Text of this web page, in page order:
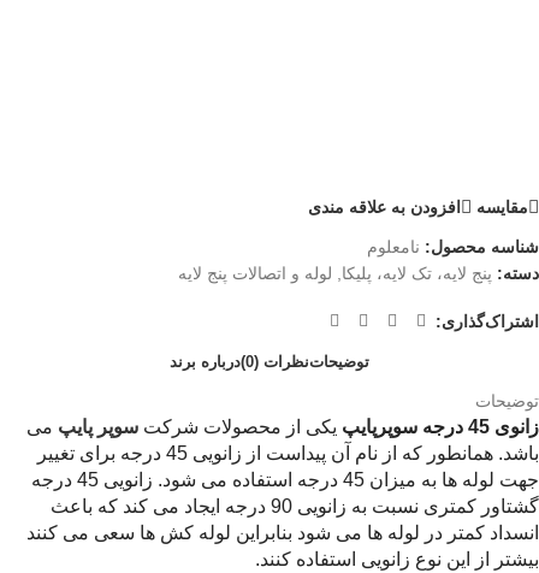
مقايسه افزودن به علاقه مندی
شناسه محصول: نامعلوم
دسته: پنج لایه، تک لایه، پلیکا لوله و اتصالات پنج لایه
اشتراک‌گذاری:
توضیحاتنظرات (0) درباره برند
توضیحات
زانوی 45 درجه سوپرپایپ یکی از محصولات شرکت سوپر پایپ می
باشد. همانطور که از نام آن پیداست از زانویی 45 درجه برای تغییر
جهت لوله ها به میزان 45 درجه استفاده می شود. زانویی 45 درجه
گشتاور کمتری نسبت به زانویی 90 درجه ایجاد می کند که باعث
انسداد کمتر در لوله ها می شود بنابراین لوله کش ها سعی می کنند
بیشتر از این نوع زانویی استفاده کنند.